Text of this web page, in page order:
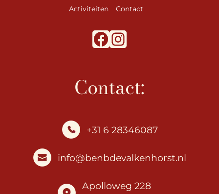
Activiteiten
Contact
Facebook
Instagram
Contact:
+31 6 28346087
info@benbdevalkenhorst.nl
Apolloweg 228